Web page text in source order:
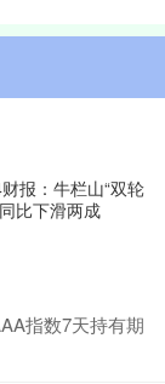
报：牛栏山“双轮
比下滑两成
指数7天持有期